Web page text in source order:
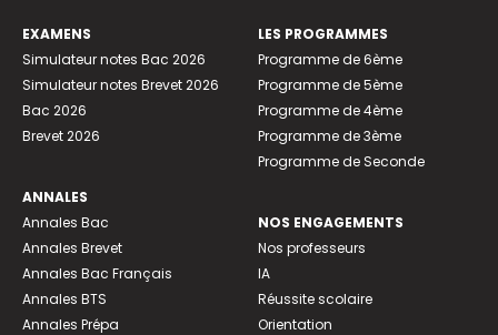
EXAMENS
Simulateur notes Bac 2026
Simulateur notes Brevet 2026
Bac 2026
Brevet 2026
ANNALES
Annales Bac
Annales Brevet
Annales Bac Français
Annales BTS
Annales Prépa
LES PROGRAMMES
Programme de 6ème
Programme de 5ème
Programme de 4ème
Programme de 3ème
Programme de Seconde
NOS ENGAGEMENTS
Nos professeurs
IA
Réussite scolaire
Orientation